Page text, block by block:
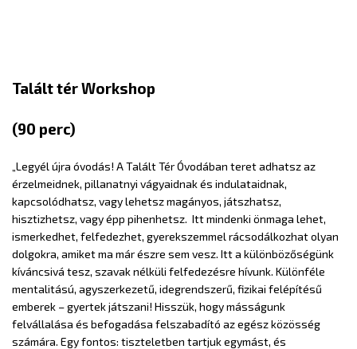
Talált tér Workshop
(90 perc)
„Legyél újra óvodás! A Talált Tér Óvodában teret adhatsz az
érzelmeidnek, pillanatnyi vágyaidnak és indulataidnak,
kapcsolódhatsz, vagy lehetsz magányos, játszhatsz,
hisztizhetsz, vagy épp pihenhetsz. Itt mindenki önmaga lehet,
ismerkedhet, felfedezhet, gyerekszemmel rácsodálkozhat olyan
dolgokra, amiket ma már észre sem vesz. Itt a különbözőségünk
kíváncsivá tesz, szavak nélküli felfedezésre hívunk. Különféle
mentalitású, agyszerkezetű, idegrendszerű, fizikai felépítésű
emberek – gyertek játszani! Hisszük, hogy másságunk
felvállalása és befogadása felszabadító az egész közösség
számára. Egy fontos: tiszteletben tartjuk egymást, és